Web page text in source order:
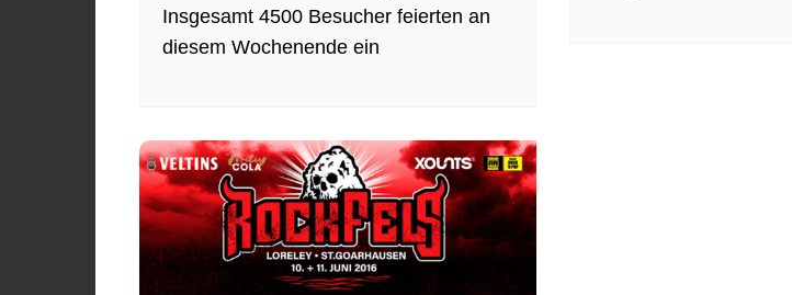
Insgesamt 4500 Besucher feierten an
diesem Wochenende ein